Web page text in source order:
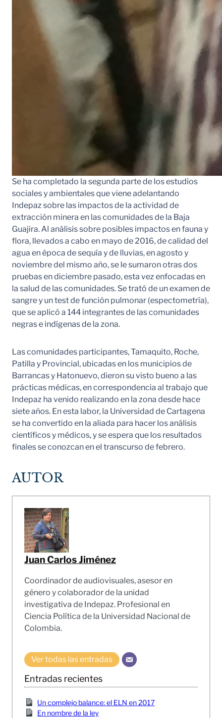
Se ha completado la segunda parte de los estudios
sociales y ambientales que viene adelantando
Indepaz sobre las impactos de la actividad de
extracción minera en las comunidades de la Baja
Guajira. Al análisis sobre posibles impactos en fauna y
flora, llevados a cabo en mayo de 2016, de calidad del
agua en época de sequía y de lluvias, en agosto y
noviembre del mismo año, se le sumaron otras dos
pruebas en diciembre pasado, esta vez enfocadas en
la salud de las comunidades. Se trató de un examen de
sangre y un test de función pulmonar (espectometría),
que se aplicó a 144 integrantes de las comunidades
negras e indígenas de la zona.
Las comunidades participantes, Tamaquito, Roche,
Patilla y Provincial, ubicadas en los municipios de
Barrancas y Hatonuevo, dieron su visto bueno a las
prácticas médicas, en correspondencia al trabajo que
Indepaz ha venido realizando en la zona desde hace
siete años. En esta labor, la Universidad de Cartagena
se ha convertido en la aliada para hacer los análisis
científicos y médicos, y se espera que los resultados
finales se conozcan en el transcurso de febrero.
AUTOR
Juan Carlos Jiménez
Coordinador de audiovisuales, asesor en
género y colaborador de la unidad
investigativa de Indepaz. Profesional en
Ciencia Política de la Universidad Nacional de
Colombia.
Ver todas las entradas
Entradas recientes
Un complejo balance: el ELN en 2017
En nombre de la ley